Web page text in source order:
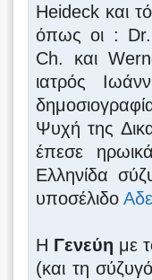
Heideck και
όπως οι : Dr.
Ch. και
ιατρός
Ψυχή της
έπεσε
Ελληνίδα
υποσέλιδο
Η Γενεύη με
(και τη